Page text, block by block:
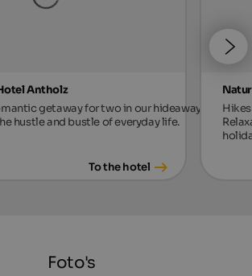
Antholz
getaway for two in our hideaway,
hustle and bustle of everyday life.
To the hotel
Foto's